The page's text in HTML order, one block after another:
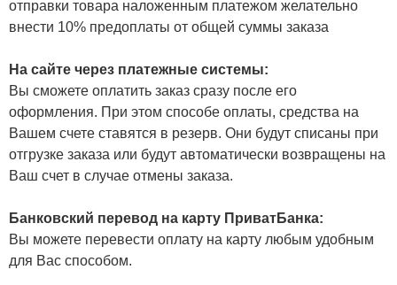
отправки товара наложенным платежом желательно
внести 10% предоплаты от общей суммы заказа
На сайте через платежные системы:
Вы сможете оплатить заказ сразу после его
оформления. При этом способе оплаты, средства на
Вашем счете ставятся в резерв. Они будут списаны при
отгрузке заказа или будут автоматически возвращены на
Ваш счет в случае отмены заказа.
Банковский перевод на карту ПриватБанка:
Вы можете перевести оплату на карту любым удобным
для Вас способом.